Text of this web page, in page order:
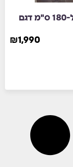
שולחן אלומיניום 90X90 ס"מ נפתח ל-180 ס"מ דגם
₪1,990